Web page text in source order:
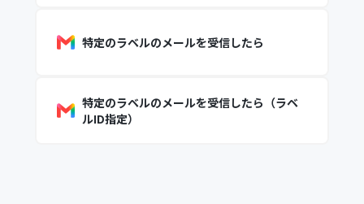
特定のラベルのメールを受信したら
特定のラベルのメールを受信したら（ラベ
ルID指定）